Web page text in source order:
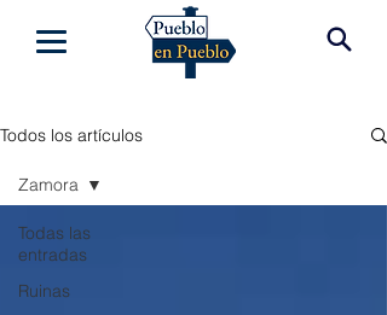
Todos los artículos
Todas las
entradas
Ruinas
Zamora